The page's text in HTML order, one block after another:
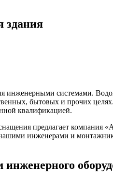
здания
инженерными системами.
бытовых и прочих
квалификацией.
предлагает компания
инженерами и